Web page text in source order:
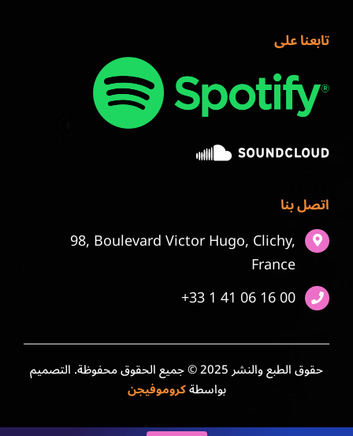
تابعنا على
اتصل بنا
98, Boulevard Victor Hugo, Clichy,
France
+33 1 41 06 16 00
حقوق الطبع والنشر 2025 © جميع الحقوق محفوظة. التصميم
بواسطةكروموفيجن